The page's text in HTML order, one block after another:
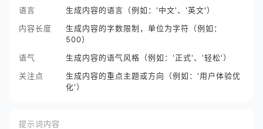
语言
生成内容的语言（例如：'中文'、'英文'）
内容长度
生成内容的字数限制，单位为字符（例如：
500）
语气
生成内容的语气风格（例如：'正式'、'轻松'）
关注点
生成内容的重点主题或方向（例如：'用户体验优
化'）
提示词内容